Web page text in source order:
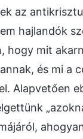
az
hajlandók
hogy mit
és mi a
Alapvetően